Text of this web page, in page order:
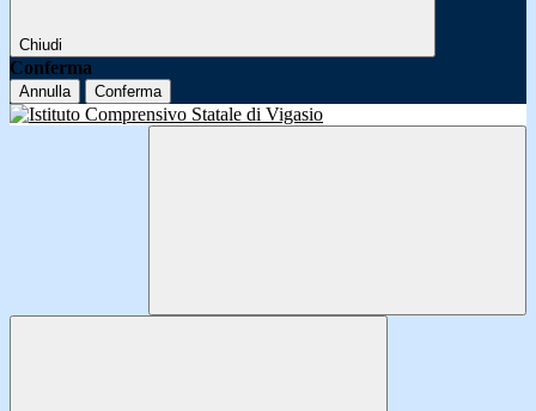
Chiudi
Conferma
Annulla Conferma